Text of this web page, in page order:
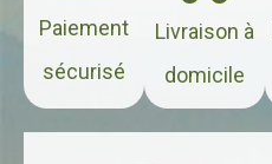
Paiement
sécurisé
Livraison à
domicile